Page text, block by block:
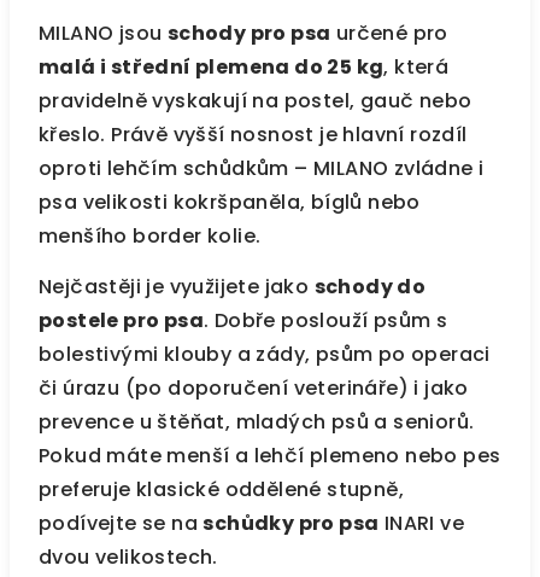
MILANO jsou schody pro psa určené pro
malá i střední plemena do 25 kg, která
pravidelně vyskakují na postel, gauč nebo
křeslo. Právě vyšší nosnost je hlavní rozdíl
oproti lehčím schůdkům – MILANO zvládne i
psa velikosti kokršpaněla, bíglů nebo
menšího border kolie.
Nejčastěji je využijete jako schody do
postele pro psa. Dobře poslouží psům s
bolestivými klouby a zády, psům po operaci
či úrazu (po doporučení veterináře) i jako
prevence u štěňat, mladých psů a seniorů.
Pokud máte menší a lehčí plemeno nebo pes
preferuje klasické oddělené stupně,
podívejte se naschůdky pro psa INARI ve
dvou velikostech.